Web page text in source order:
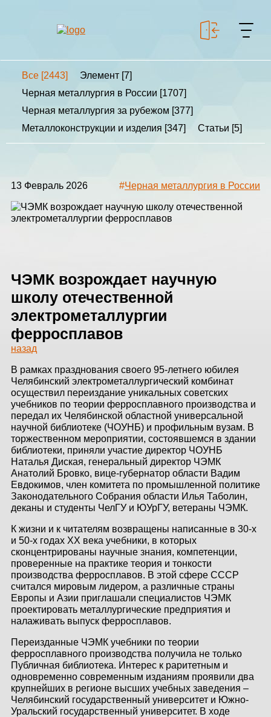
МЕТАЛЛОКОНСТРУКЦИИ
КАЛЬКУЛЯТОР
МЕТАЛЛОКОНСТРУКЦИЙ
ЗДАНИЙ
ПРОЕКТИРОВАНИЕ
БЫСТРОВОЗВОДИМЫЕ
СКЛАДЫ
О ЗАВОДЕ
ПРОЕКТЫ
КАЧЕСТВО
МОНТАЖ
НОВОСТИ
КОНТАКТЫ
ЛИЧНЫЙ КАБИНЕТ
КЛИЕНТА
Все [2443]
Элемент [7]
Черная металлургия в России [1707]
Черная металлургия за рубежом [377]
Металлоконструкции и изделия [347]
Статьи [5]
13 Февраль 2026 #Черная металлургия в России
ЧЭМК возрождает научную
школу отечественной
электрометаллургии
ферросплавов
назад
В рамках празднования своего 95-летнего юбилея
Челябинский электрометаллургический комбинат
осуществил переиздание уникальных советских
учебников по теории ферросплавного производства и
передал их Челябинской областной универсальной
научной библиотеке (ЧОУНБ) и профильным вузам. В
торжественном мероприятии, состоявшемся в здании
библиотеки, приняли участие директор ЧОУНБ
Наталья Диская, генеральный директор ЧЭМК
Анатолий Бровко, вице-губернатор области Вадим
Евдокимов, член комитета по промышленной политике
Законодательного Собрания области Илья Таболин,
деканы и студенты ЧелГУ и ЮУрГУ, ветераны ЧЭМК.
К жизни и к читателям возвращены написанные в 30-х
и 50-х годах ХХ века учебники, в которых
сконцентрированы научные знания, компетенции,
проверенные на практике теория и тонкости
производства ферросплавов. В этой сфере СССР
считался мировым лидером, а различные страны
Европы и Азии приглашали специалистов ЧЭМК
проектировать металлургические предприятия и
налаживать выпуск ферросплавов.
Переизданные ЧЭМК учебники по теории
ферросплавного производства получила не только
Публичная библиотека. Интерес к раритетным и
одновременно современным изданиям проявили два
крупнейших в регионе высших учебных заведения –
Челябинский государственный университет и Южно-
Уральский государственный университет. В ходе